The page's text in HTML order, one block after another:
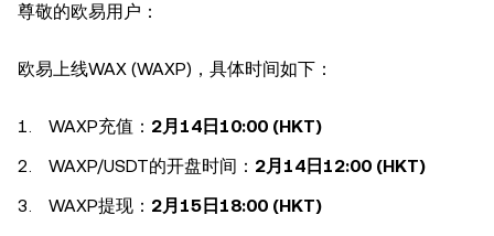
尊敬的欧易用户：
欧易上线WAX (WAXP)，具体时间如下：
WAXP充值： 2月14日10:00 (HKT)
WAXP/USDT的开盘时间： 2月14日12:00 (HKT)
WAXP提现： 2月15日18:00 (HKT)